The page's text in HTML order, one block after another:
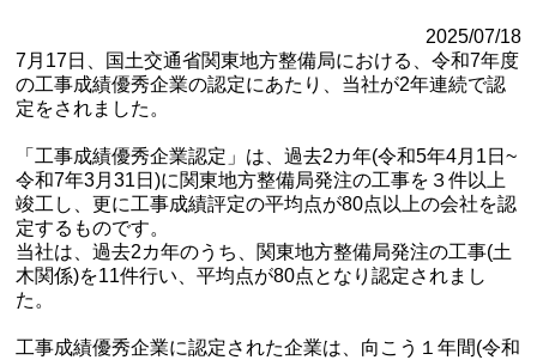
2025/07/18
7月17日、国土交通省関東地方整備局における、令和7年度
の工事成績優秀企業の認定にあたり、当社が2年連続で認
定をされました。
「工事成績優秀企業認定」は、過去2カ年(令和5年4月1日~
令和7年3月31日)に関東地方整備局発注の工事を３件以上
竣工し、更に工事成績評定の平均点が80点以上の会社を認
定するものです。
当社は、過去2カ年のうち、関東地方整備局発注の工事(土
木関係)を11件行い、平均点が80点となり認定されまし
た。
工事成績優秀企業に認定された企業は、向こう１年間(令和